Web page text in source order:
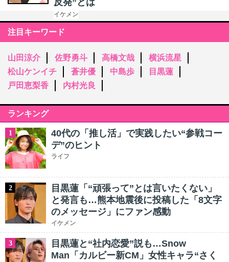
反発”とは
イケメン
注目キーワード
山田涼介 佐野勇斗 高橋文哉
横浜流星
松山ケンイチ
蒼井優 中島歩
目黒蓮
戸田恵梨香
内村光良
ランキング
1
40代の「推し活」で実践したい“参戦コー
デ”のヒント
ライフ
2
目黒蓮「“頑張って”とは言いたくない」
と発言も…熊本地震後に投稿した「8文字
のメッセージ」にファン感動
イケメン
3
目黒蓮と“社内恋愛”説も…Snow
Man「カルビー新CM」女性キャラ“さく